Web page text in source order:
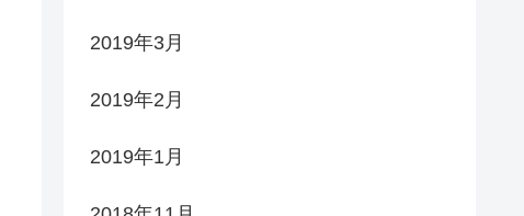
2019年3月
2019年2月
2019年1月